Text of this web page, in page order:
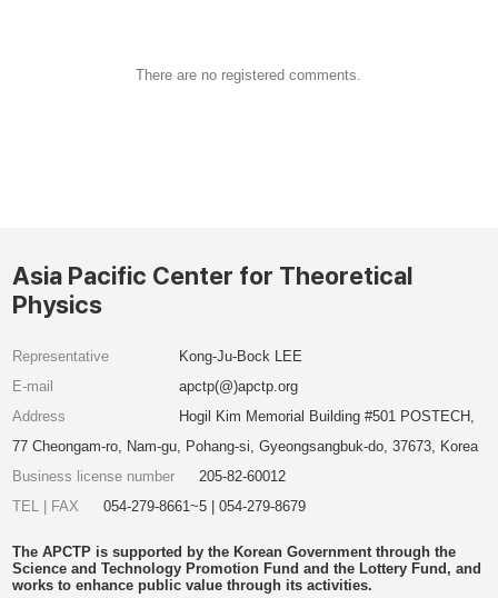
There are no registered comments.
Asia Pacific Center for Theoretical
Physics
Representative
Kong-Ju-Bock LEE
E-mail
apctp(@)apctp.org
Address
Hogil Kim Memorial Building #501 POSTECH,
77 Cheongam-ro, Nam-gu, Pohang-si, Gyeongsangbuk-do, 37673, Korea
Business license number
205-82-60012
TEL | FAX
054-279-8661~5 | 054-279-8679
The APCTP is supported by the Korean Government through the
Science and Technology Promotion Fund and the Lottery Fund, and
works to enhance public value through its activities.